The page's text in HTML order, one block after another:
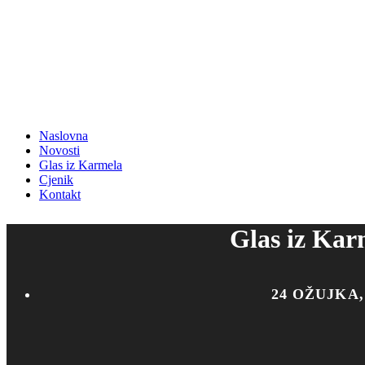
Naslovna
Novosti
Glas iz Karmela
Cjenik
Kontakt
Glas iz
24 OŽUJKA,